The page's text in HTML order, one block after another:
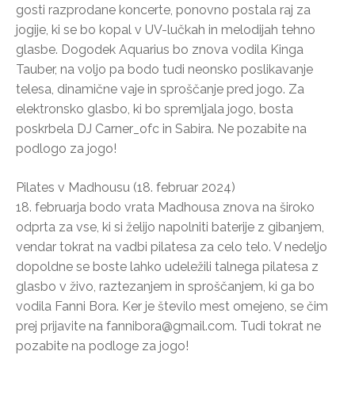
gosti razprodane koncerte, ponovno postala raj za
jogije, ki se bo kopal v UV-lučkah in melodijah tehno
glasbe. Dogodek Aquarius bo znova vodila Kinga
Tauber, na voljo pa bodo tudi neonsko poslikavanje
telesa, dinamične vaje in sproščanje pred jogo. Za
elektronsko glasbo, ki bo spremljala jogo, bosta
poskrbela DJ Carner_ofc in Sabira. Ne pozabite na
podlogo za jogo!
Pilates v Madhousu (18. februar 2024)
18. februarja bodo vrata Madhousa znova na široko
odprta za vse, ki si želijo napolniti baterije z gibanjem,
vendar tokrat na vadbi pilatesa za celo telo. V nedeljo
dopoldne se boste lahko udeležili talnega pilatesa z
glasbo v živo, raztezanjem in sproščanjem, ki ga bo
vodila Fanni Bora. Ker je število mest omejeno, se čim
prej prijavite na fannibora@gmail.com. Tudi tokrat ne
pozabite na podloge za jogo!